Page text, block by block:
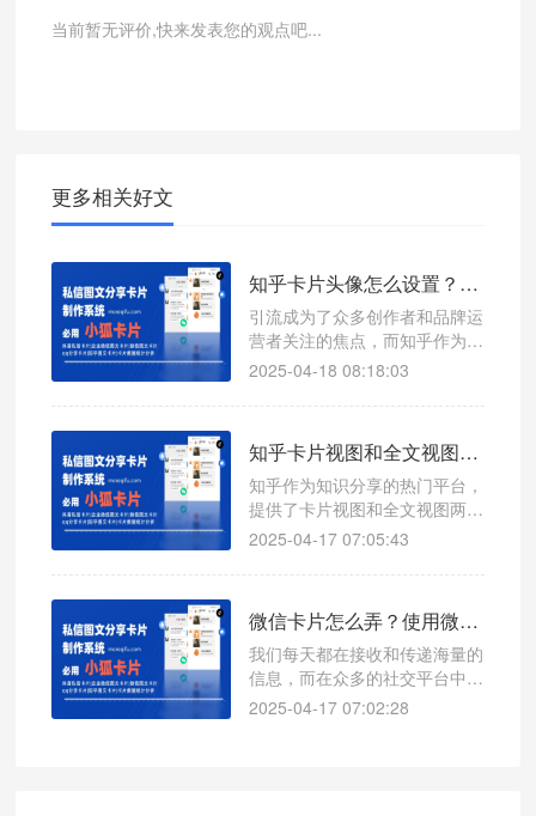
当前暂无评价,快来发表您的观点吧...
更多相关好文
知乎卡片头像怎么设置？最新操作方法来了！
引流成为了众多创作者和品牌运
营者关注的焦点，而知乎作为一
个汇聚海量知识与智慧的平台，
的重要工具之一。然而，许多用
一个棘手的问题——无法设置个
性化的头像和产品介绍，只能显
示单调的链接网址。这无疑大大
降低了卡片的吸引力和引流效
2025-04-18 08:18:03
知乎卡片视图和全文视图有什么区别？知乎卡片怎么制作？
知乎作为知识分享的热门平台，
提供了卡片视图和全文视图两种
内容呈现方式，以满足不同用户
工具小狐卡片，用户可以高效创
效果。本文将详细介绍知乎卡片
视图和全文视图的区别，以及如
何利用小狐卡片实现知乎卡片视
图的创建。
2025-04-17 07:05:43
微信卡片怎么弄？使用微信卡片有什么好处？
我们每天都在接收和传递海量的
信息，而在众多的社交平台中，
微信无疑是占据着举足轻重的地
2025-04-17 07:02:28